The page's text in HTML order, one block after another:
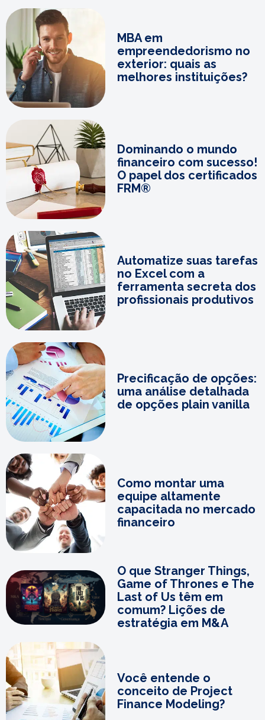
MBA em
empreendedorismo no
exterior: quais as
melhores instituições?
Dominando o mundo
financeiro com sucesso!
O papel dos certificados
FRM®
Automatize suas tarefas
no Excel com a
ferramenta secreta dos
profissionais produtivos
Precificação de opções:
uma análise detalhada
de opções plain vanilla
Como montar uma
equipe altamente
capacitada no mercado
financeiro
O que Stranger Things,
Game of Thrones e The
Last of Us têm em
comum? Lições de
estratégia em M&A
Você entende o
conceito de Project
Finance Modeling?